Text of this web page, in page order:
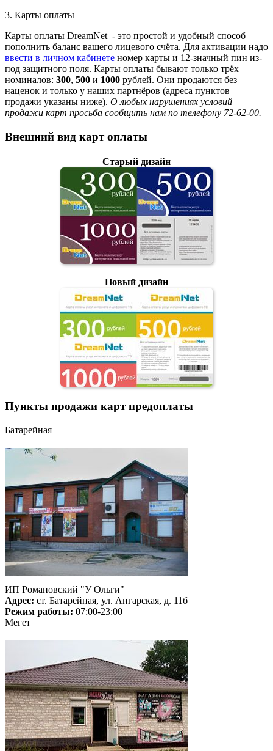
3. Карты оплаты
Карты оплаты DreamNet - это простой и удобный способ
пополнить баланс вашего лицевого счёта. Для активации надо
ввести в личном кабинете номер карты и 12-значный пин из-
под защитного поля. Карты оплаты бывают только трёх
номиналов: 300, 500 и 1000 рублей. Они продаются без
наценок и только у наших партнёров (адреса пунктов
продажи указаны ниже). О любых нарушениях условий
продажи карт просьба сообщить нам по телефону 72-62-00.
Внешний вид карт оплаты
Старый дизайн
Новый дизайн
Пункты продажи карт предоплаты
Батарейная
ИП Романовский "У Ольги"
Адрес: ст. Батарейная, ул. Ангарская, д. 11б
Режим работы: 07:00-23:00
Мегет